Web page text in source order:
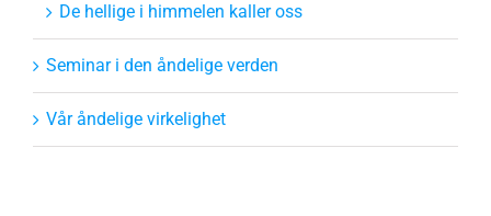
De hellige i himmelen kaller oss
Seminar i den åndelige verden
Vår åndelige virkelighet